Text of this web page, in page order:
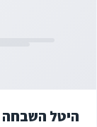
היטל השבחה